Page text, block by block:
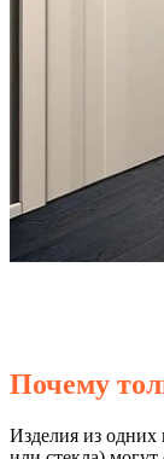
Почему
Изделия из одних